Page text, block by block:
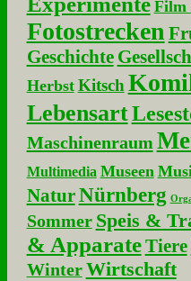
Film
Fotostrecken
Geschichte
Herbst Kitsch
Lebensart
Maschinenraum
Multimedia Museen
NaturNürnberg
Sommer Speis &
& Apparate Tiere
Winter Wirtschaft